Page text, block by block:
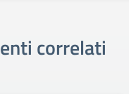
correlati